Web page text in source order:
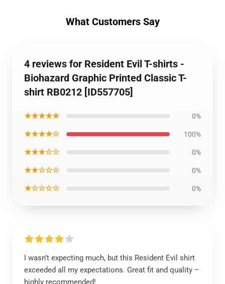
What Customers Say
4 reviews for Resident Evil T-shirts -
Biohazard Graphic Printed Classic T-
shirt RB0212 [ID557705]
★★★★★ 0%
★★★★☆ 100%
★★★☆☆ 0%
★★☆☆☆ 0%
★☆☆☆☆ 0%
I wasn’t expecting much, but this Resident Evil shirt
exceeded all my expectations. Great fit and quality –
highly recommended!